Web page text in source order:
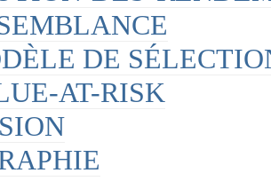
DE
AT-RISK